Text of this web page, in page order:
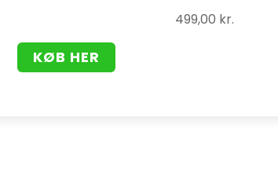
499,00 kr.
KØB HER